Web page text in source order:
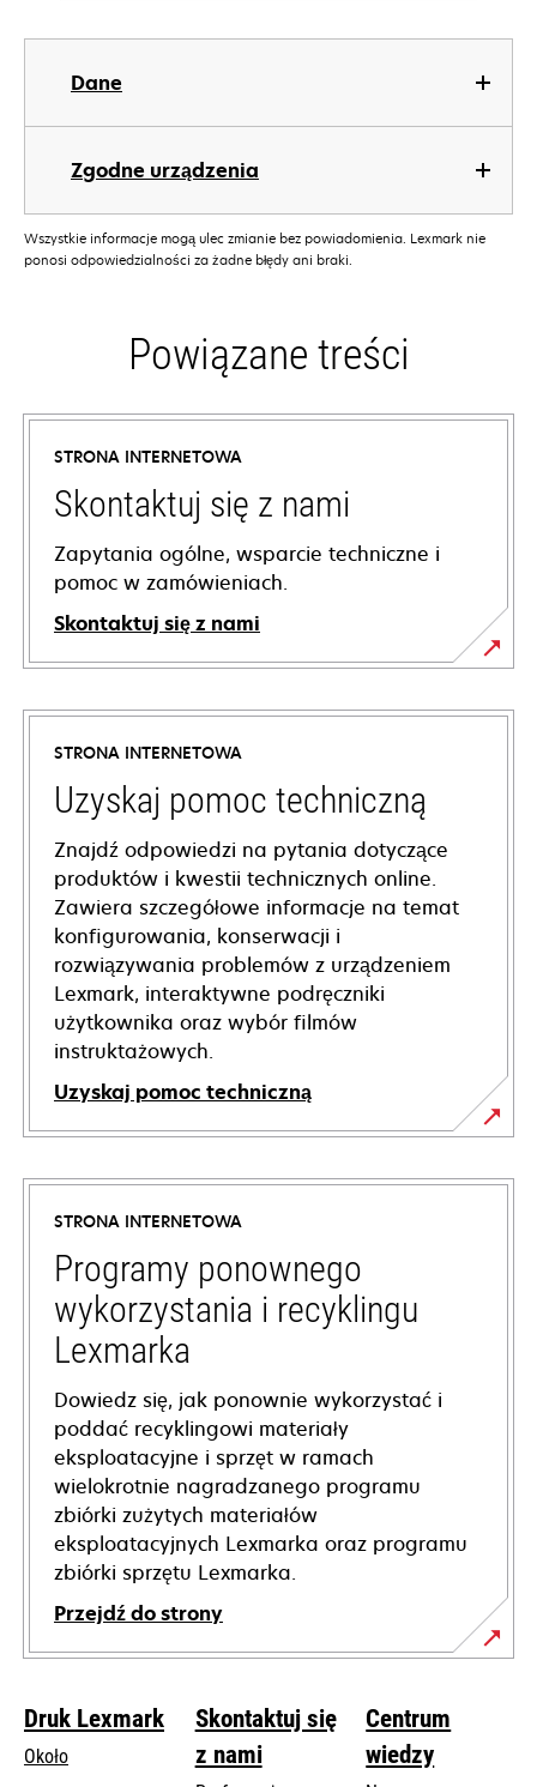
Dane
Zgodne urządzenia
Wszystkie informacje mogą ulec zmianie bez powiadomienia. Lexmark nie
ponosi odpowiedzialności za żadne błędy ani braki.
Powiązane treści
STRONA INTERNETOWA
Skontaktuj się z nami
Zapytania ogólne, wsparcie techniczne i
pomoc w zamówieniach.
Skontaktuj się z nami
STRONA INTERNETOWA
Uzyskaj pomoc techniczną
Znajdź odpowiedzi na pytania dotyczące
produktów i kwestii technicznych online.
Zawiera szczegółowe informacje na temat
konfigurowania, konserwacji i
rozwiązywania problemów z urządzeniem
Lexmark, interaktywne podręczniki
użytkownika oraz wybór filmów
instruktażowych.
Uzyskaj pomoc techniczną
opens
in
new
tab
STRONA INTERNETOWA
Programy ponownego
wykorzystania i recyklingu
Lexmarka
Dowiedz się, jak ponownie wykorzystać i
poddać recyklingowi materiały
eksploatacyjne i sprzęt w ramach
wielokrotnie nagradzanego programu
zbiórki zużytych materiałów
eksploatacyjnych Lexmarka oraz programu
zbiórki sprzętu Lexmarka.
Przejdź do strony
Druk Lexmark
Około
Skontaktuj się
z nami
Centrum
wiedzy